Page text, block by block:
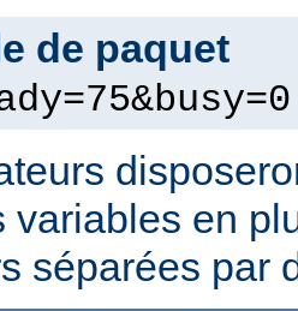
de paquet
variables en
séparées par